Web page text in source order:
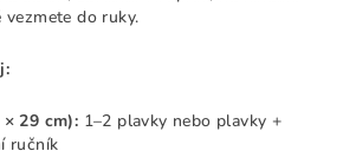
do ruky.
29 cm): 1–2 plavky nebo plavky +
ručník